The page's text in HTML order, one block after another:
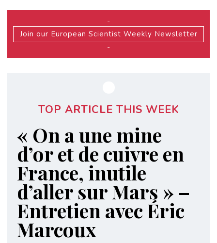
-
Join our European Scientist Weekly Newsletter
-
TOP ARTICLE THIS WEEK
« On a une mine
d’or et de cuivre en
France, inutile
d’aller sur Mars » –
Entretien avec Éric
Marcoux